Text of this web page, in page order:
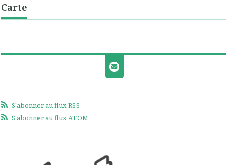
Carte
S'abonner au flux RSS
S'abonner au flux ATOM